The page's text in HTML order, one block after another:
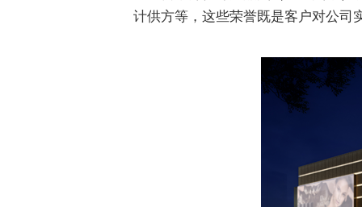
计供方等，这些荣誉既是客户对公司